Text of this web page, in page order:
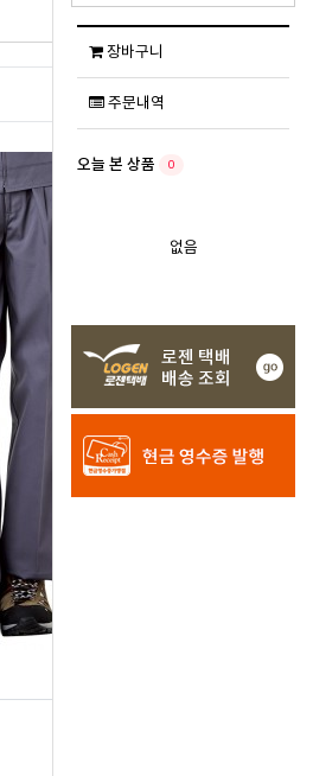
장바구니
주문내역
오늘 본 상품 0
없음